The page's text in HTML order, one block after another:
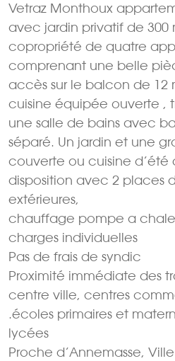
Vetraz Monthoux
avec jardin privatif de 300
copropriété de quatre
comprenant une belle
accès sur le balcon de 12
cuisine équipée ouverte ,
une salle de bains avec
séparé. Un jardin et une
couverte ou cuisine d’été
disposition avec 2 places
extérieures,
chauffage pompe a
charges individuelles
Pas de frais de syndic
Proximité immédiate des
centre ville, centres
.écoles primaires et
lycées
Proche d’Annemasse,